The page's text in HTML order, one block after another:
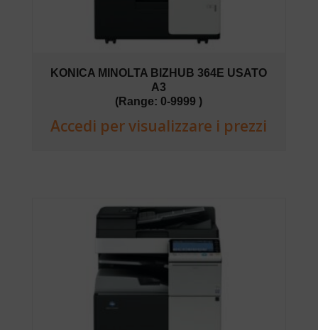
KONICA MINOLTA BIZHUB 364E USATO
A3
(Range: 0-9999 )
Accedi per visualizzare i prezzi